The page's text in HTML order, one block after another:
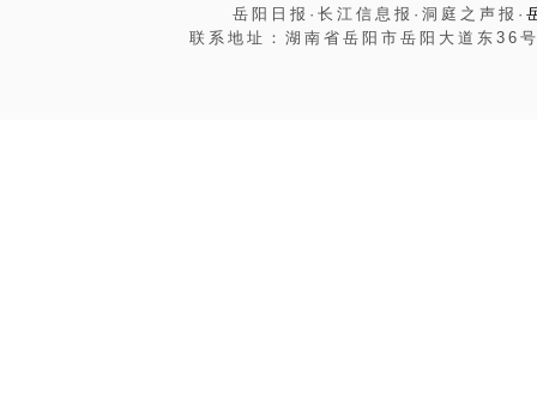
岳阳日报·长江信息报·洞庭之声报·
联系地址：湖南省岳阳市岳阳大道东